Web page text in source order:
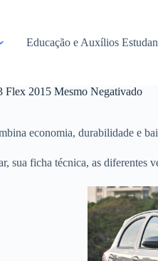
Educação e Auxílios
Flex 2015 Mesmo Negativado
economia, durabilidade e
sua ficha técnica, as